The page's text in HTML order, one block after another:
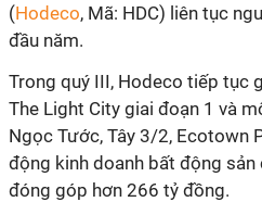
(Hodeco, Mã: HDC) liên tục
đầu năm.
Trong quý III, Hodeco tiếp tục
The Light City giai đoạn 1 và
Ngọc Tước, Tây 3/2, Ecotown
động kinh doanh bất động sản
đóng góp hơn 266 tỷ đồng.